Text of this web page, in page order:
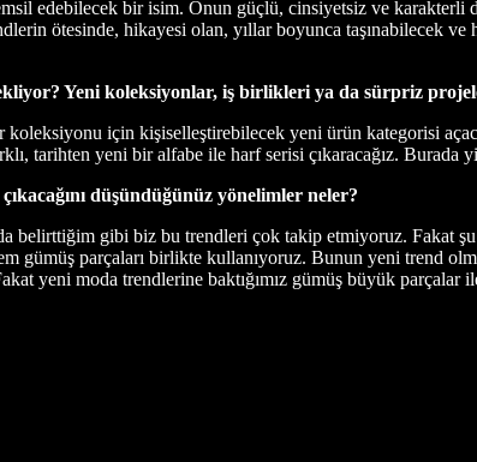
edebilecek bir isim. Onun güçlü, cinsiyetsiz ve karakterli
ötesinde, hikayesi olan, yıllar boyunca taşınabilecek
Yeni koleksiyonlar, iş birlikleri ya da sürpriz
koleksiyonu için kişiselleştirebilecek yeni ürün kategorisi
tarihten yeni bir alfabe ile harf serisi çıkaracağız. Burada
düşündüğünüz yönelimler neler?
belirttiğim gibi biz bu trendleri çok takip etmiyoruz. Fakat
parçaları birlikte kullanıyoruz. Bunun yeni trend
yeni moda trendlerine baktığımız gümüş büyük parçalar